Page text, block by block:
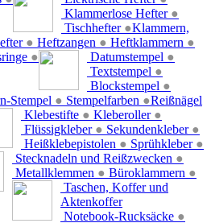
Klammerlose Hefter ●
Tischhefter ●
● Heftzangen ● Heftklammern ●
● Datumstempel ●
Textstempel ●
Blockstempel ●
Stempel ● Stempelfarben ●
Klebestifte ● Kleberoller ●
Flüssigkleber ● Sekundenkleber ●
Heißklebepistolen ● Sprühkleber ●
Klammern,
Reißnägel
Stecknadeln und Reißzwecken ●
Metallklemmen ● Büroklammern ●
Taschen, Koffer und
Aktenkoffer
Notebook-Rucksäcke ●